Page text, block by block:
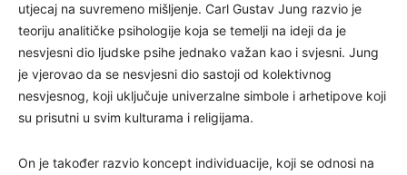
utjecaj na suvremeno mišljenje. Carl Gustav Jung razvio je
teoriju analitičke psihologije koja se temelji na ideji da je
nesvjesni dio ljudske psihe jednako važan kao i svjesni. Jung
je vjerovao da se nesvjesni dio sastoji od kolektivnog
nesvjesnog, koji uključuje univerzalne simbole i arhetipove koji
su prisutni u svim kulturama i religijama.
On je također razvio koncept individuacije, koji se odnosi na